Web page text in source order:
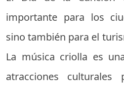
importante para los
sino también para el
La música criolla es
atracciones culturales